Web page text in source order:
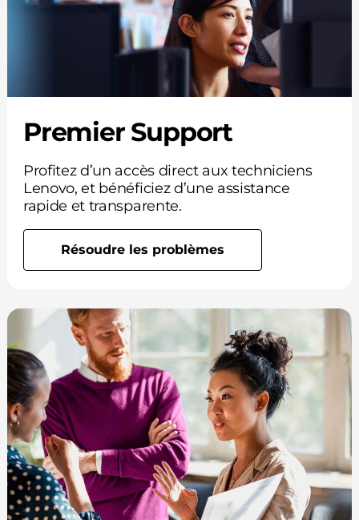
Premier Support
Profitez d’un accès direct aux techniciens
Lenovo, et bénéficiez d’une assistance
rapide et transparente.
Résoudre les problèmes